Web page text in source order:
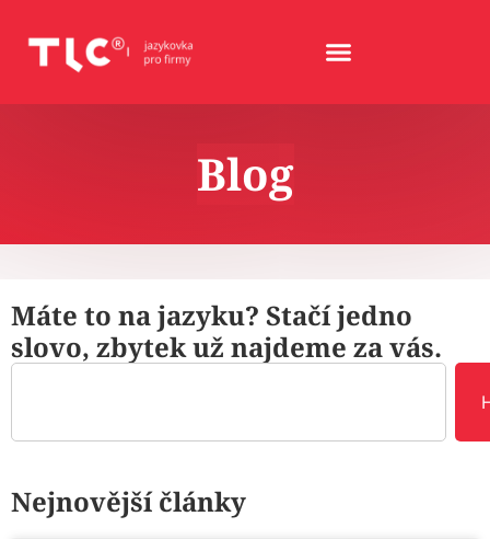
Blog
Máte to na jazyku? Stačí jedno
slovo, zbytek už najdeme za vás.
Nejnovější články